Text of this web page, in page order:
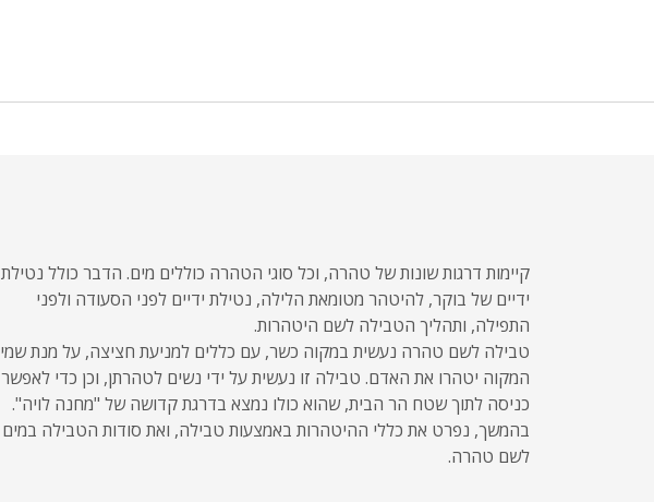
קיימות דרגות שונות של טהרה, וכל סוגי הטהרה כוללים מים. הדבר כולל נטילת
ידיים של בוקר, להיטהר מטומאת הלילה, נטילת ידיים לפני הסעודה ולפני
התפילה, ותהליך הטבילה לשם היטהרות.
טבילה לשם טהרה נעשית במקוה כשר, עם כללים למניעת חציצה, על מנת שמי
המקוה יטהרו את האדם. טבילה זו נעשית על ידי נשים לטהרתן, וכן כדי לאפשר
כניסה לתוך שטח הר הבית, שהוא כולו נמצא בדרגת קדושה של "מחנה לויה".
בהמשך, נפרט את כללי ההיטהרות באמצעות טבילה, ואת סודות הטבילה במים
לשם טהרה.